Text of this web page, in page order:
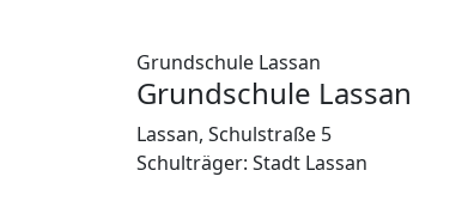
Grundschule Lassan
Grundschule Lassan
Lassan, Schulstraße 5
Schulträger: Stadt Lassan